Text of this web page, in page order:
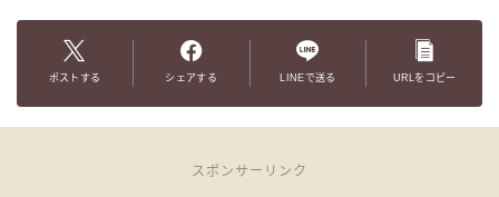
ポストする シェアする LINEで送る URLをコピー
スポンサーリンク